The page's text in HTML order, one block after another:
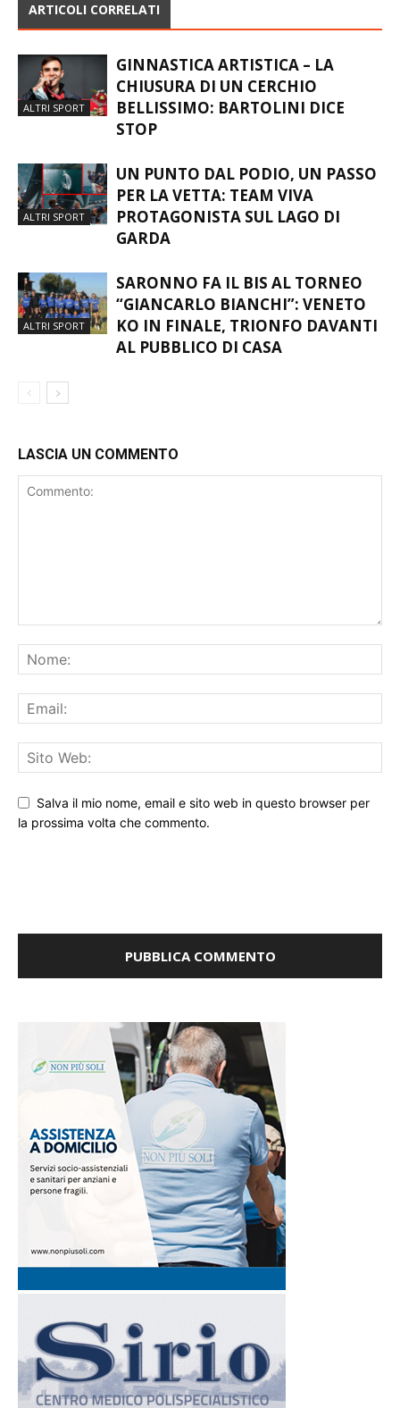
ARTICOLI CORRELATI
ALTRI SPORT
GINNASTICA ARTISTICA – LA
CHIUSURA DI UN CERCHIO
BELLISSIMO: BARTOLINI DICE
STOP
ALTRI SPORT
UN PUNTO DAL PODIO, UN PASSO
PER LA VETTA: TEAM VIVA
PROTAGONISTA SUL LAGO DI
GARDA
ALTRI SPORT
SARONNO FA IL BIS AL TORNEO
“GIANCARLO BIANCHI”: VENETO
KO IN FINALE, TRIONFO DAVANTI
AL PUBBLICO DI CASA
LASCIA UN COMMENTO
Salva il mio nome, email e sito web in questo browser per
la prossima volta che commento.